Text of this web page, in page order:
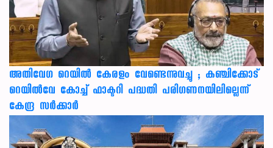
അതിവേഗ റെയിൽ കേരളം വേണ്ടെന്നുവച്ചു ; കഞ്ചിക്കോട്
റെയിൽവേ കോച്ച് ഫാക്ടറി പദ്ധതി പരിഗണനയിലില്ലെന്ന്
കേന്ദ്ര സർക്കാർ